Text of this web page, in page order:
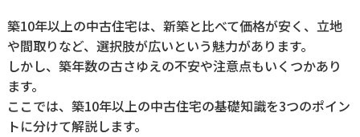
築10年以上の中古住宅は、新築と比べて価格が安く、立地
や間取りなど、選択肢が広いという魅力があります。
しかし、築年数の古さゆえの不安や注意点もいくつかあり
ます。
ここでは、築10年以上の中古住宅の基礎知識を3つのポイン
トに分けて解説します。